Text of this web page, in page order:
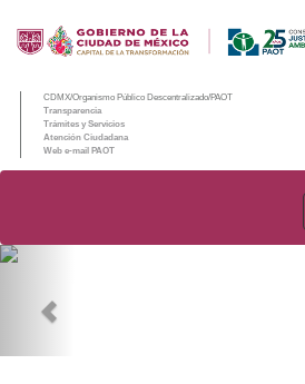
CDMX/Organismo Público Descentralizado/PAOT
Transparencia
Trámites y Servicios
Atención Ciudadana
Web e-mail PAOT